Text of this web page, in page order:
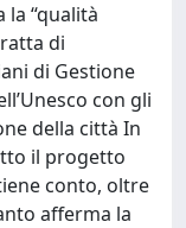
la “qualità
di
di Gestione
con gli
della città In
il progetto
conto, oltre
afferma la